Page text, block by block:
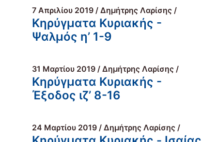
7 Απριλίου 2019 / Δημήτρης Λαρίσης /
Κηρύγματα Κυριακής -
Ψαλμός η’ 1-9
31 Μαρτίου 2019 / Δημήτρης Λαρίσης /
Κηρύγματα Κυριακής -
Έξοδος ιζ’ 8-16
24 Μαρτίου 2019 / Δημήτρης Λαρίσης /